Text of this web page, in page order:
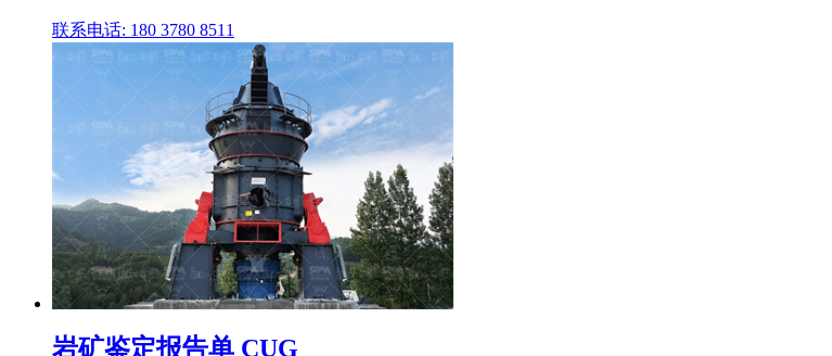
联系电话: 180 3780 8511
岩矿鉴定报告单 CUG